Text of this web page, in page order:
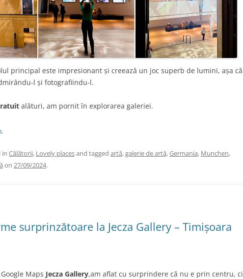
principal este impresionant și creează un joc superb de lumini, așa că
l și fotografiindu-l.
alături, am pornit în explorarea galeriei.
in Călătorii, Lovely placesand tagged artă,galerie de artă,Germania, Munchen,
on 27/09/2024.
surprinzătoare la Jecza Gallery – Timișoara
Maps Jecza Gallery,am aflat cu surprindere că nu e prin centru, ci